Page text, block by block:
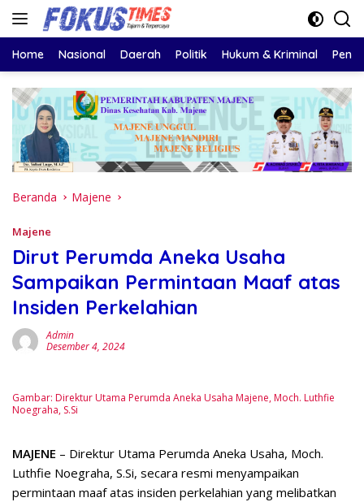
Langsung
Home Nasional Daerah Politik Hukum & Kriminal
Beranda Majene
Majene
Dirut Perumda Aneka Usaha
Sampaikan Permintaan Maaf atas
Insiden Perkelahian
Admin
Desember 4, 2024
Gambar: Direktur Utama Perumda Aneka Usaha Majene, Moch. Luthfie
Noegraha, S.Si
MAJENE – Direktur Utama Perumda Aneka Usaha, Moch.
Luthfie Noegraha, S.Si, secara resmi menyampaikan
permintaan maaf atas insiden perkelahian yang melibatkan